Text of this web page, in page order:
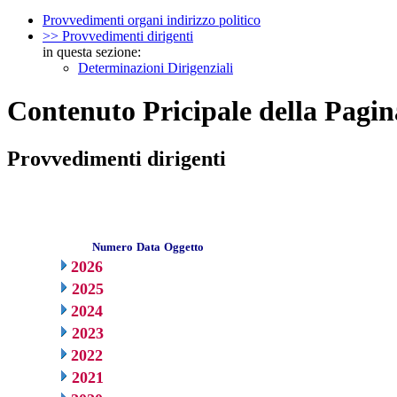
Provvedimenti organi indirizzo politico
>> Provvedimenti dirigenti
in questa sezione:
Determinazioni Dirigenziali
Contenuto Pricipale della
Provvedimenti dirigenti
Numero Data Oggetto
2026
2025
2024
2023
2022
2021